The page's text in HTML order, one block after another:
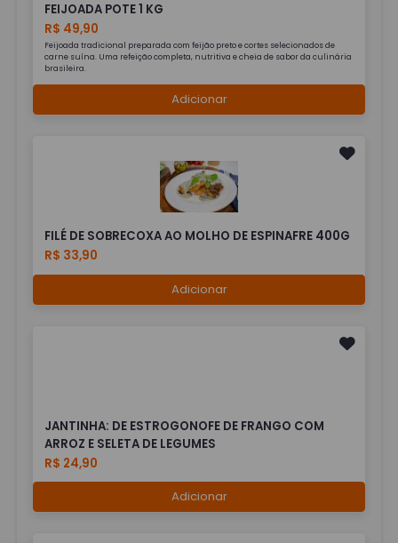
FEIJOADA POTE 1 KG
R$ 49,90
Feijoada tradicional preparada com feijão preto e cortes selecionados de
carne suína. Uma refeição completa, nutritiva e cheia de sabor da culinária
brasileira.
Adicionar
FILÉ DE SOBRECOXA AO MOLHO DE ESPINAFRE 400G
R$ 33,90
Adicionar
JANTINHA: DE ESTROGONOFE DE FRANGO COM
ARROZ E SELETA DE LEGUMES
R$ 24,90
Adicionar